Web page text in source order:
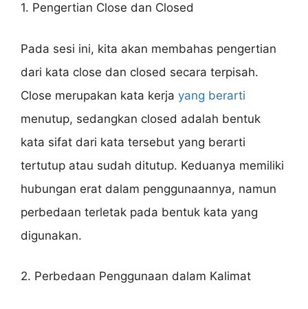
1. Pengertian Close dan Closed
Pada sesi ini, kita akan membahas pengertian
dari kata close dan closed secara terpisah.
Close merupakan kata kerja yang berarti
menutup, sedangkan closed adalah bentuk
kata sifat dari kata tersebut yang berarti
tertutup atau sudah ditutup. Keduanya memiliki
hubungan erat dalam penggunaannya, namun
perbedaan terletak pada bentuk kata yang
digunakan.
2. Perbedaan Penggunaan dalam Kalimat